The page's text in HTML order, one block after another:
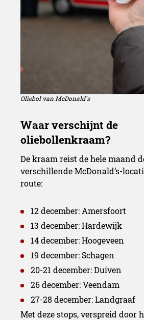
Oliebol van McDonald´s
De kraam reist de hele maand
verschillende McDonald’s-
route:
12 december: Amersfoort
13 december: Hardewijk
14 december: Hoogeveen
19 december: Schagen
20-21 december: Duiven
26 december: Veendam
27-28 december: Landgraaf
Met deze stops, verspreid door